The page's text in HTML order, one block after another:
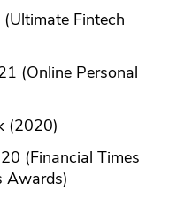
Fintech
(Online Personal
(2020)
(Financial Times
Awards)